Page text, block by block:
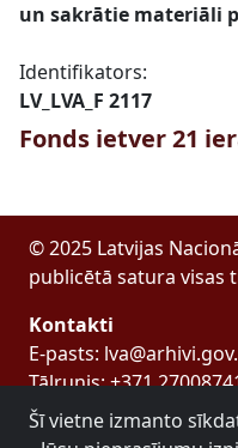
un sakrātie materiāli
Identifikators:
LV_LVA_F 2117
Fonds ietver 21
© 2025 Latvijas
publicētā satura visas
Kontakti
E-pasts:
Tālrunis: +371
Bezdelīgu 1A, Rīga
Latvijas Valsts arhīvs
Šī vietne izmanto